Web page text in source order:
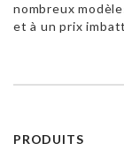
nombreux
et à un prix
PRODUITS